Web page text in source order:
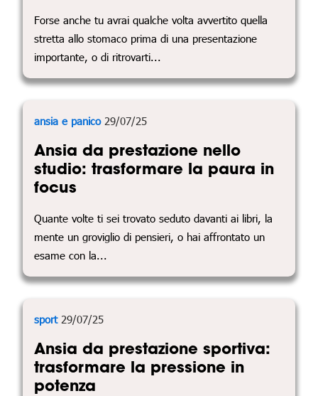
Forse anche tu avrai qualche volta avvertito quella
stretta allo stomaco prima di una presentazione
importante, o di ritrovarti...
ansia e panico29/07/25
Ansia da prestazione nello
studio: trasformare la paura in
focus
Quante volte ti sei trovato seduto davanti ai libri, la
mente un groviglio di pensieri, o hai affrontato un
esame con la...
sport29/07/25
Ansia da prestazione sportiva:
trasformare la pressione in
potenza